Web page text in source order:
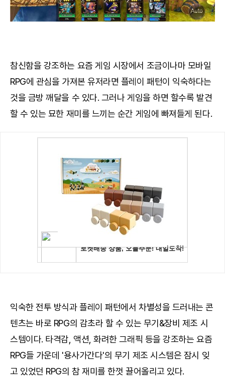
참신함을 강조하는 요즘 게임 시장에서 조금이나마 모바일
RPG에 관심을 가져본 유저라면 플레이 패턴이 익숙하다는
것을 금방 깨달을 수 있다. 그러나 게임을 하면 할수록 발견
할 수 있는 묘한 재미를 느끼는 순간 게임에 빠져들게 된다.
익숙한 전투 방식과 플레이 패턴에서 차별성을 드러내는 콘
텐츠는 바로 RPG의 감초라 할 수 있는 무기&장비 제조 시
스템이다. 타격감, 액션, 화려한 그래픽 등을 강조하는 요즘
RPG들 가운데 '용사가간다'의 무기 제조 시스템은 잠시 잊
고 있었던 RPG의 참 재미를 한껏 끌어올리고 있다.